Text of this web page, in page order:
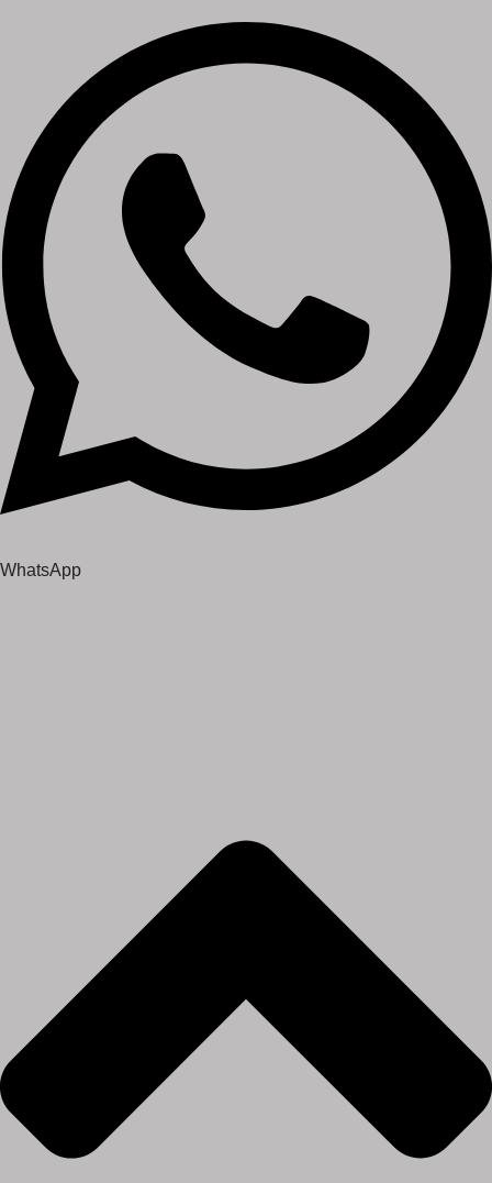
WhatsApp